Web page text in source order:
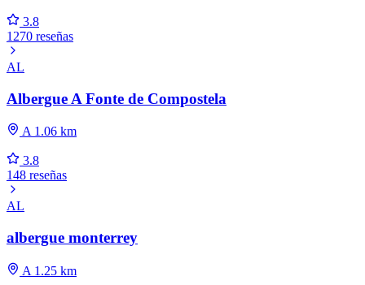
3.8
1270 reseñas
AL
Albergue A Fonte de Compostela
A 1.06 km
3.8
148 reseñas
AL
albergue monterrey
A 1.25 km